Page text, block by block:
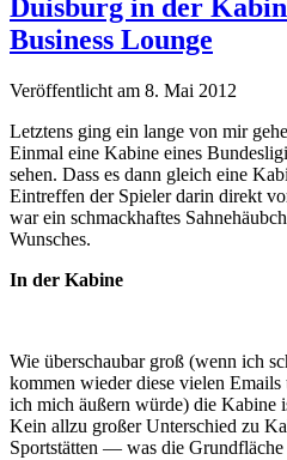
Duisburg in der
Business Lounge
Veröffentlicht am 8. Mai 2012
Letztens ging ein lange von mir
Einmal eine Kabine eines
sehen. Dass es dann gleich eine
Eintreffen der Spieler darin direkt
war ein schmackhaftes
Wunsches.
In der Kabine
Wie überschaubar groß (wenn ich
kommen wieder diese vielen
ich mich äußern würde) die Kabine
Kein allzu großer Unterschied zu
Sportstätten — was die Grundfläche